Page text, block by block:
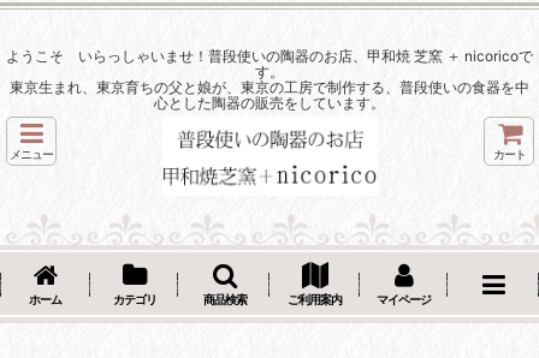
ようこそ いらっしゃいませ！普段使いの陶器のお店、甲和焼 芝窯 ＋ nicoricoで
す。
東京生まれ、東京育ちの父と娘が、東京の工房で制作する、普段使いの食器を中
心とした陶器の販売をしています。
メニュー カート
ホーム カテゴリ 商品検索 ご利用案内 マイページ